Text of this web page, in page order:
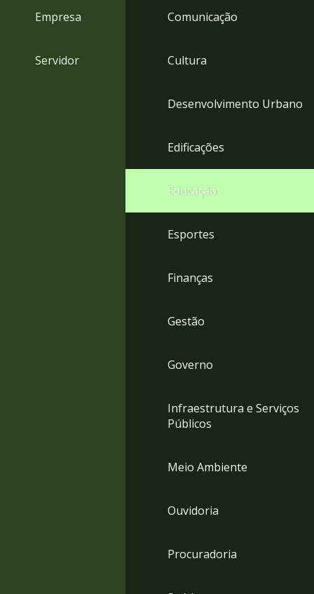
Empresa
Servidor
Comunicação
Cultura
Desenvolvimento Urbano
Edificações
Educação
Esportes
Finanças
Gestão
Governo
Infraestrutura e Serviços
Públicos
Meio Ambiente
Ouvidoria
Procuradoria